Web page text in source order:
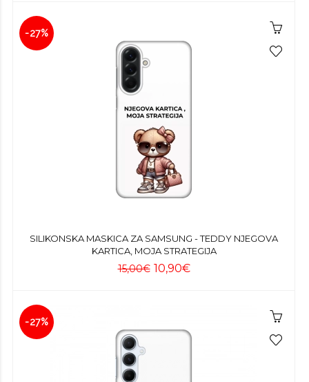
-27%
SILIKONSKA MASKICA ZA SAMSUNG - TEDDY NJEGOVA
KARTICA, MOJA STRATEGIJA
15,00€ 10,90€
-27%